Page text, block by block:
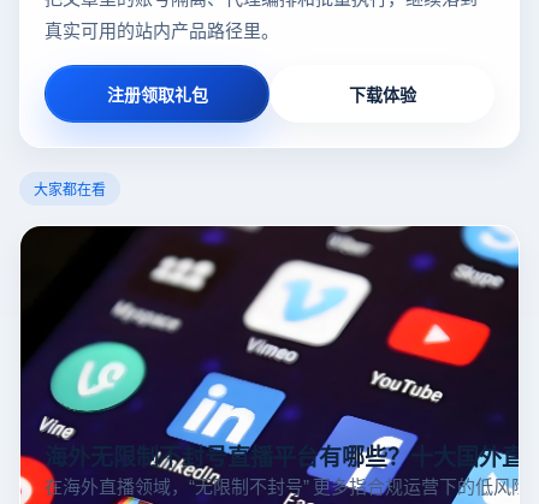
真实可用的站内产品路径里。
注册领取礼包 下载体验
大家都在看
海外无限制不封号直播平台有哪些？十大国外直
在海外直播领域，“无限制不封号” 更多指合规运营下的低风